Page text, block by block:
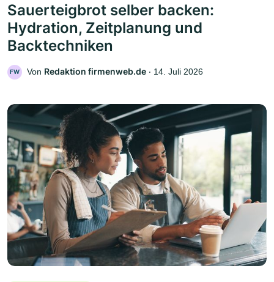
Sauerteigbrot selber backen:
Hydration, Zeitplanung und
Backtechniken
FW Von Redaktion firmenweb.de ‧ 14. Juli 2026